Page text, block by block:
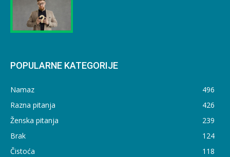
POPULARNE KATEGORIJE
Namaz
496
Razna pitanja
426
Ženska pitanja
239
Brak
124
Čistoća
118